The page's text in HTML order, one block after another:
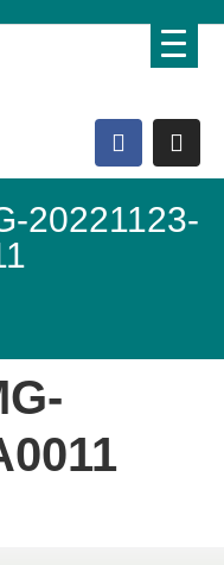
20221123-